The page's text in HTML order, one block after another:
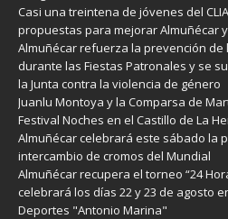
Casi una treintena de jóvenes del
propuestas para mejorar Almuñécar
Almuñécar refuerza la prevención
durante las Fiestas Patronales y se
la Junta contra la violencia de género
Juanlu Montoya y la Comparsa de
Festival Noches en el Castillo de La
Almuñécar celebrará este sábado la
intercambio de cromos del Mundial
Almuñécar recupera el torneo “24
celebrará los días 22 y 23 de agosto
Deportes "Antonio Marina"